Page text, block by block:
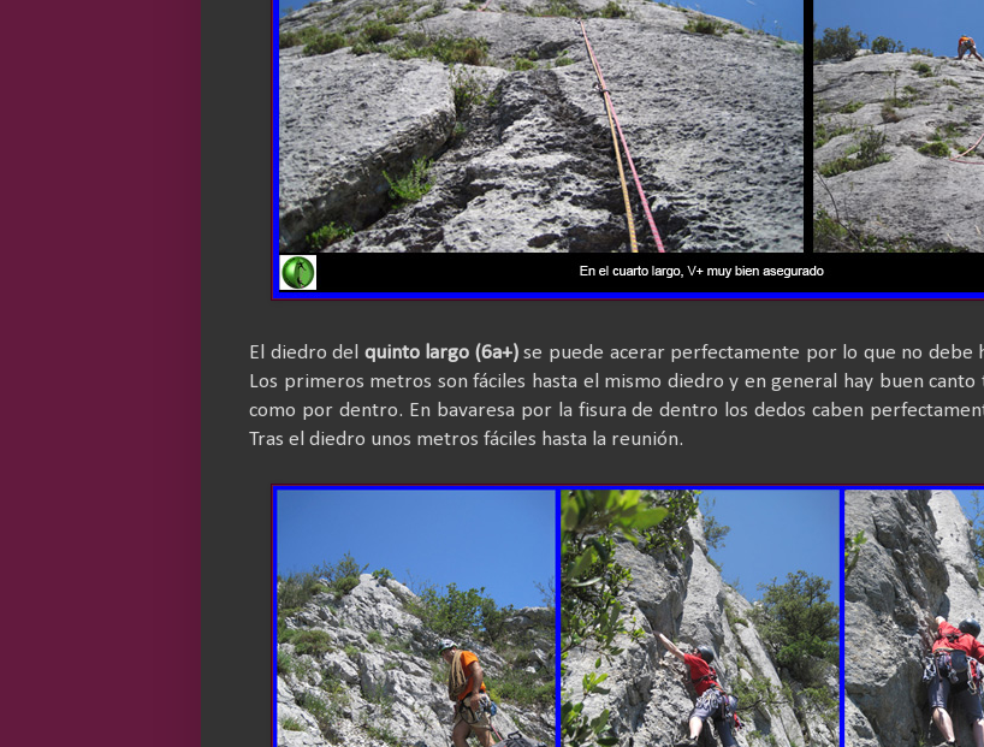
El diedro del quinto largo (6a+)se puede acerar perfectamente por lo que no debe
Los primeros metros son fáciles hasta el mismo diedro y en general hay buen
como por dentro. En bavaresa por la fisura de dentro los dedos caben
Tras el diedro unos metros fáciles hasta la reunión.